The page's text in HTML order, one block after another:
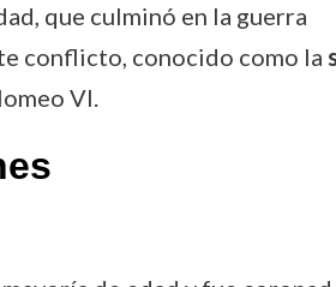
que culminó en la guerra
conflicto, conocido como la
VI.